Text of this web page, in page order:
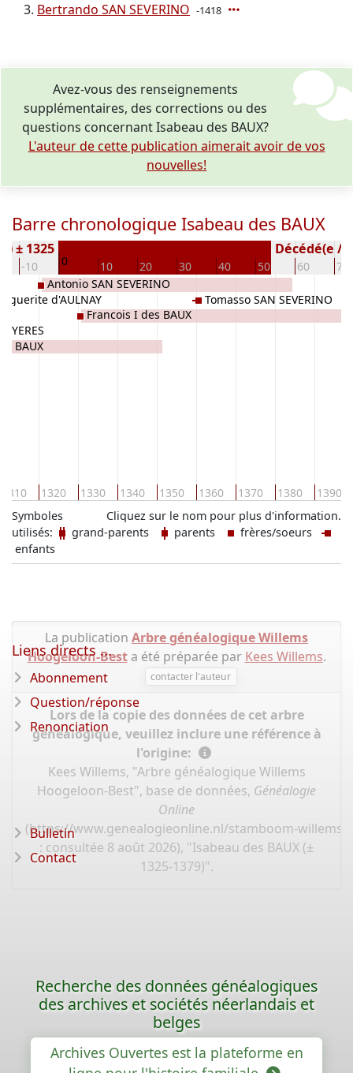
Bertrando SAN SEVERINO -1418
Avez-vous des renseignements
supplémentaires, des corrections ou des
questions concernant Isabeau des BAUX?
L'auteur de cette publication aimerait avoir de vos
nouvelles!
Barre chronologique Isabeau des BAUX
-10 0 10 20 30 40 50 60 70
± 1325 Décédé(e /
1310 1320 1330 1340 1350 1360 1370 1380 1390
BAUX
d'AULNAY
Antonio SAN SEVERINO
Francois I des BAUX
Tomasso SAN SEVERINO
Cliquez sur le nom pour plus d'information.
Symboles
utilisés:
grand-parents parents
frères/soeurs
enfants
La publication Arbre généalogique Willems
Hoogeloon-Besta été préparée par Kees Willems.
contacter l'auteur
Lors de la copie des données de cet arbre
généalogique, veuillez inclure une référence à
l'origine:
Kees Willems, "Arbre généalogique Willems
Hoogeloon-Best", base de données, Généalogie
Online
(https://www.genealogieonline.nl/stamboom-willems-
: consultée 8 août 2026), "Isabeau des BAUX (±
1325-1379)".
Liens directs ...
Abonnement
Question/réponse
Renonciation
Bulletin
Contact
Recherche des données généalogiques
des archives et sociétés néerlandais et
belges
Archives Ouvertes est la plateforme en